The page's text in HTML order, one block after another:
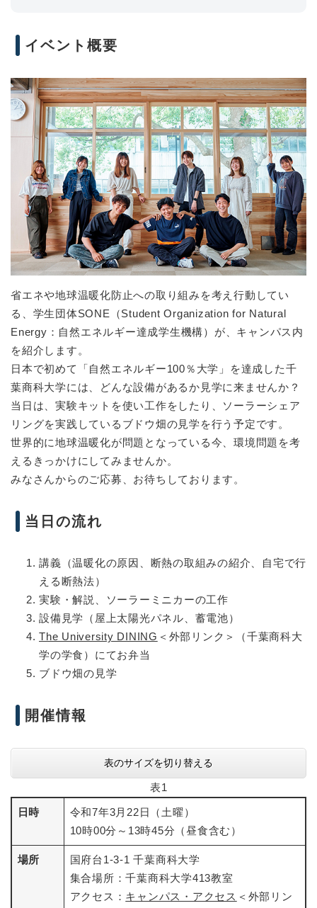
イベント概要
省エネや地球温暖化防止への取り組みを考え行動してい
る、学生団体SONE（Student Organization for Natural
Energy：自然エネルギー達成学生機構）が、キャンパス内
を紹介します。
日本で初めて「自然エネルギー100％大学」を達成した千
葉商科大学には、どんな設備があるか見学に来ませんか？
当日は、実験キットを使い工作をしたり、ソーラーシェア
リングを実践しているブドウ畑の見学を行う予定です。
世界的に地球温暖化が問題となっている今、環境問題を考
えるきっかけにしてみませんか。
みなさんからのご応募、お待ちしております。
当日の流れ
講義（温暖化の原因、断熱の取組みの紹介、自宅で行
える断熱法）
実験・解説、ソーラーミニカーの工作
設備見学（屋上太陽光パネル、蓄電池）
The University DINING ＜外部リンク＞
（千葉商科大
学の学食）にてお弁当
ブドウ畑の見学
開催情報
表のサイズを切り替える
表1
日時
令和7年3月22日（土曜）
10時00分～13時45分（昼食含む）
場所
国府台1-3-1 千葉商科大学
集合場所：千葉商科大学413教室
アクセス： キャンパス・アクセス ＜外部リン